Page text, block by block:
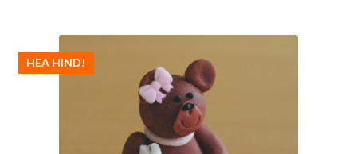
HEA HIND!